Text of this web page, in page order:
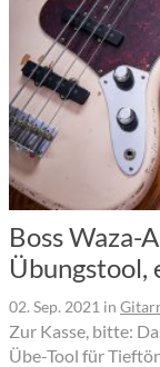
Boss Waza-
Übungstool,
02. Sep. 2021 in
Zur Kasse, bitte:
Übe-Tool für